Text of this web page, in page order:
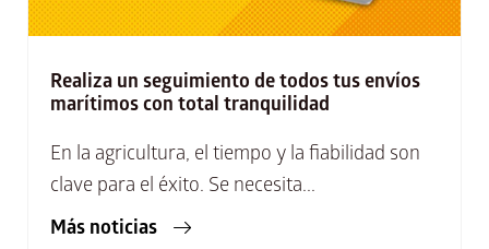
Realiza un seguimiento de todos tus envíos
marítimos con total tranquilidad
En la agricultura, el tiempo y la fiabilidad son
clave para el éxito. Se necesita...
Más noticias